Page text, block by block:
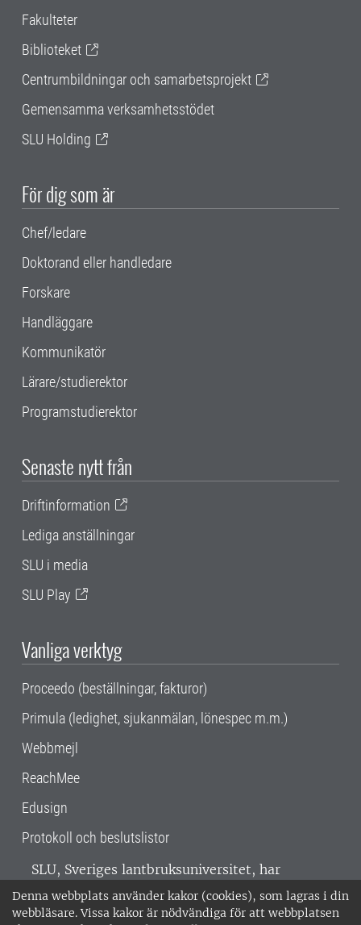
Denna webbplats använder kakor (cookies), som lagras i din
webbläsare. Vissa kakor är nödvändiga för att webbplatsen
Fakulteter
Biblioteket
Centrumbildningar och samarbetsprojekt
Gemensamma verksamhetsstödet
SLU Holding
För dig som är
Chef/ledare
Doktorand eller handledare
Forskare
Handläggare
Kommunikatör
Lärare/studierektor
Programstudierektor
Senaste nytt från
Driftinformation
Lediga anställningar
SLU i media
SLU Play
Vanliga verktyg
Proceedo (beställningar, fakturor)
Primula (ledighet, sjukanmälan, lönespec m.m.)
Webbmejl
ReachMee
Edusign
Protokoll och beslutslistor
SLU, Sveriges lantbruksuniversitet, har
verksamhet över hela Sverige. Huvudorter är
Alnarp, Uppsala och Umeå.SLU är